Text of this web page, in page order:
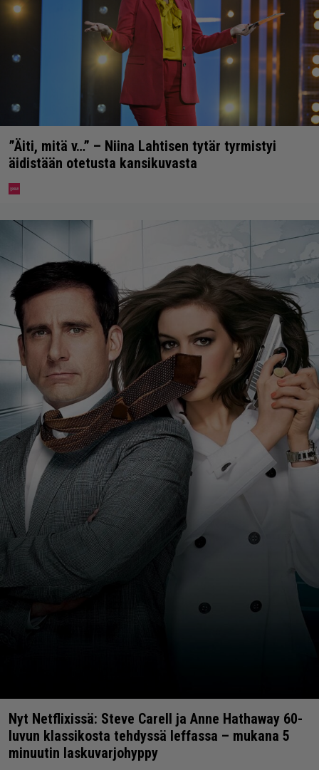
”Äiti, mitä v…” – Niina Lahtisen tytär tyrmistyi
äidistään otetusta kansikuvasta
Nyt Netflixissä: Steve Carell ja Anne Hathaway 60-
luvun klassikosta tehdyssä leffassa – mukana 5
minuutin laskuvarjohyppy